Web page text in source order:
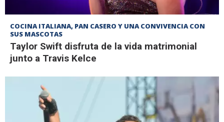
COCINA ITALIANA, PAN CASERO Y UNA CONVIVENCIA CON
SUS MASCOTAS
Taylor Swift disfruta de la vida matrimonial
junto a Travis Kelce